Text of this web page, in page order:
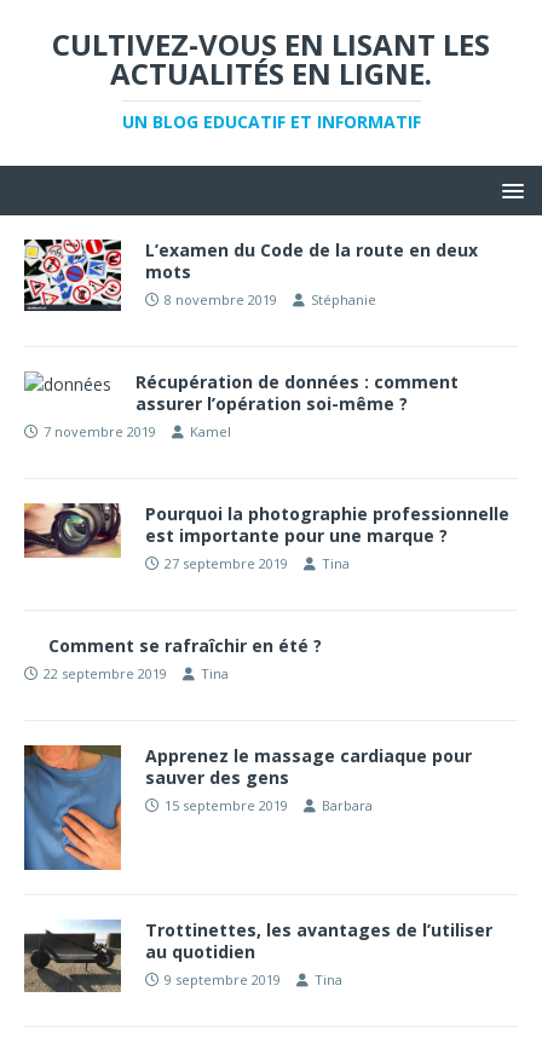
CULTIVEZ-VOUS EN LISANT LES
ACTUALITÉS EN LIGNE.
UN BLOG EDUCATIF ET INFORMATIF
L’examen du Code de la route en deux
mots
8 novembre 2019 Stéphanie
Récupération de données : comment
assurer l’opération soi-même ?
7 novembre 2019 Kamel
Pourquoi la photographie professionnelle
est importante pour une marque ?
27 septembre 2019 Tina
Comment se rafraîchir en été ?
22 septembre 2019 Tina
Apprenez le massage cardiaque pour
sauver des gens
15 septembre 2019 Barbara
Trottinettes, les avantages de l’utiliser
au quotidien
9 septembre 2019 Tina